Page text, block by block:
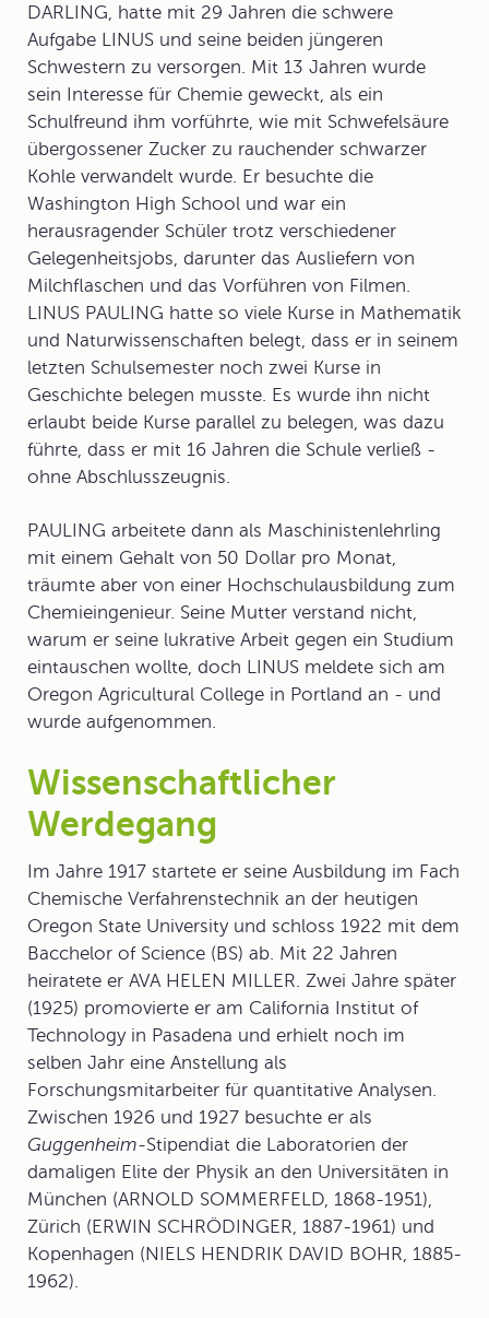
DARLING, hatte mit 29 Jahren die schwere
Aufgabe LINUS und seine beiden jüngeren
Schwestern zu versorgen. Mit 13 Jahren wurde
sein Interesse für Chemie geweckt, als ein
Schulfreund ihm vorführte, wie mit Schwefelsäure
übergossener Zucker zu rauchender schwarzer
Kohle verwandelt wurde. Er besuchte die
Washington High School und war ein
herausragender Schüler trotz verschiedener
Gelegenheitsjobs, darunter das Ausliefern von
Milchflaschen und das Vorführen von Filmen.
LINUS PAULING hatte so viele Kurse in Mathematik
und Naturwissenschaften belegt, dass er in seinem
letzten Schulsemester noch zwei Kurse in
Geschichte belegen musste. Es wurde ihn nicht
erlaubt beide Kurse parallel zu belegen, was dazu
führte, dass er mit 16 Jahren die Schule verließ -
ohne Abschlusszeugnis.
PAULING arbeitete dann als Maschinistenlehrling
mit einem Gehalt von 50 Dollar pro Monat,
träumte aber von einer Hochschulausbildung zum
Chemieingenieur. Seine Mutter verstand nicht,
warum er seine lukrative Arbeit gegen ein Studium
eintauschen wollte, doch LINUS meldete sich am
Oregon Agricultural College in Portland an - und
wurde aufgenommen.
Wissenschaftlicher
Werdegang
Im Jahre 1917 startete er seine Ausbildung im Fach
Chemische Verfahrenstechnik an der heutigen
Oregon State University und schloss 1922 mit dem
Bacchelor of Science (BS) ab. Mit 22 Jahren
heiratete er AVA HELEN MILLER. Zwei Jahre später
(1925) promovierte er am California Institut of
Technology in Pasadena und erhielt noch im
selben Jahr eine Anstellung als
Forschungsmitarbeiter für quantitative Analysen.
Zwischen 1926 und 1927 besuchte er als
Guggenheim-Stipendiat die Laboratorien der
damaligen Elite der Physik an den Universitäten in
München (ARNOLD SOMMERFELD, 1868-1951),
Zürich (ERWIN SCHRÖDINGER, 1887-1961) und
Kopenhagen (NIELS HENDRIK DAVID BOHR, 1885-
1962).